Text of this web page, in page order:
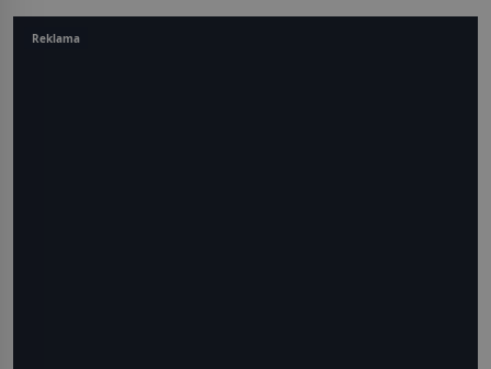
Reklama